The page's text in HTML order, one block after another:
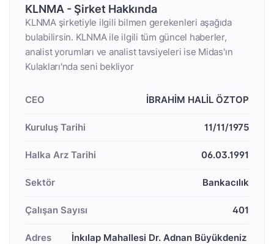
KLNMA - Şirket Hakkında
KLNMA şirketiyle ilgili bilmen gerekenleri aşağıda
bulabilirsin. KLNMA ile ilgili tüm güncel haberler,
analist yorumları ve analist tavsiyeleri ise Midas'ın
Kulakları'nda seni bekliyor
CEO İBRAHİM HALİL ÖZTOP
Kuruluş Tarihi 11/11/1975
Halka Arz Tarihi 06.03.1991
Sektör Bankacılık
Çalışan Sayısı 401
Adres
İnkılap Mahallesi Dr. Adnan Büyükdeniz